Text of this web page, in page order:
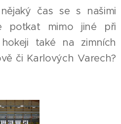
čas se s našimi
potkat mimo jiné při
také na zimních
či Karlových Varech?